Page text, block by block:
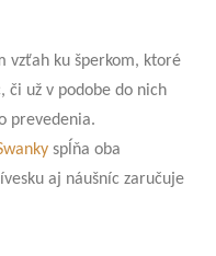
vzťah ku šperkom, ktoré
či už v podobe do nich
prevedenia.
spĺňa oba
aj náušníc zaručuje